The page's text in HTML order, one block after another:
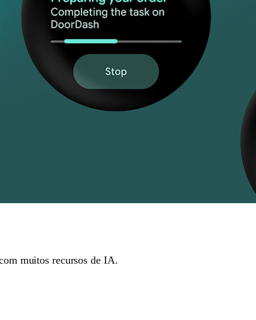
muitos recursos de IA.